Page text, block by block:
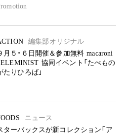
編集部オリジナル
月５・６日開催＆参加無料 macaroni
協同イベント「たべもの
たりひろば」
ニュース
ターバックスが新コレクション「ア